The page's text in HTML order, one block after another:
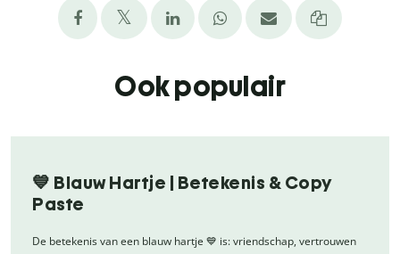
Ook populair
💙 Blauw Hartje | Betekenis & Copy
Paste
De betekenis van een blauw hartje 💙 is: vriendschap, vertrouwen